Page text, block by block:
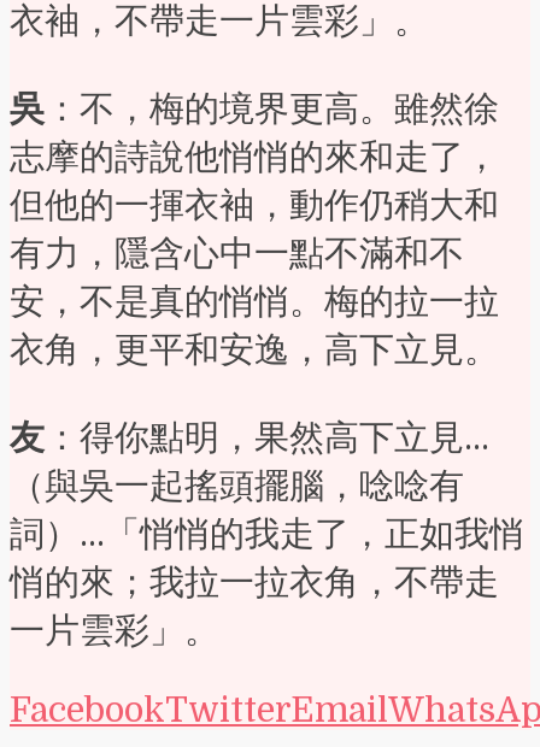
衣袖，不帶走一片雲彩」。
吳 ：不，梅的境界更高。雖然徐
志摩的詩說他悄悄的來和走了，
但他的一揮衣袖，動作仍稍大和
有力，隱含心中一點不滿和不
安，不是真的悄悄。梅的拉一拉
衣角，更平和安逸，高下立見。
友 ：得你點明，果然高下立見…
（與吳一起搖頭擺腦，唸唸有
詞）…「悄悄的我走了，正如我悄
悄的來；我拉一拉衣角，不帶走
一片雲彩」。
FacebookTwitterEmail